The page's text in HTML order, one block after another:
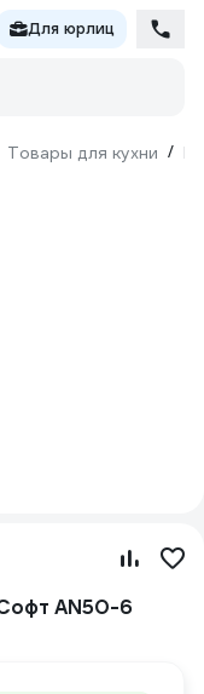
Для юрлиц
Товары для кухни /
AN50-6